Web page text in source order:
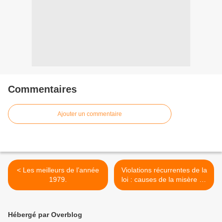
Commentaires
Ajouter un commentaire
< Les meilleurs de l’année
1979.
Violations récurrentes de la
loi : causes de la misère du
peuple congolais ! >
Hébergé par Overblog